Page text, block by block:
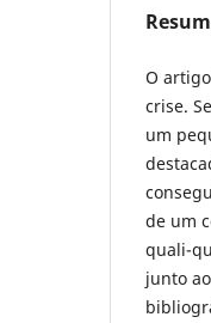
O
crise.
um
de um
quali-
junto